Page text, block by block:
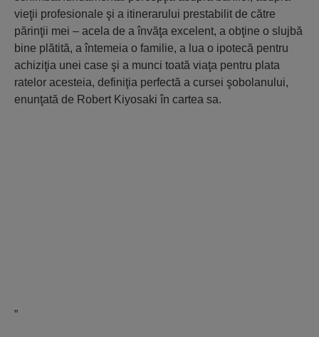
vieţii profesionale şi a itinerarului prestabilit de către
părinţii mei – acela de a învăţa excelent, a obţine o slujbă
bine plătită, a întemeia o familie, a lua o ipotecă pentru
achiziţia unei case şi a munci toată viaţa pentru plata
ratelor acesteia, definiţia perfectă a cursei şobolanului,
enunţată de Robert Kiyosaki în cartea sa.
”